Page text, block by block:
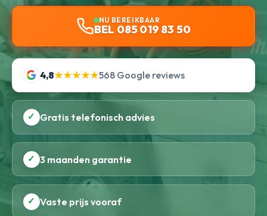
NU BEREIKBAAR
BEL 085 019 83 50
4,8★★★★★568 Google reviews
✓ Gratis telefonisch advies
✓ 3 maanden garantie
✓ Vaste prijs vooraf